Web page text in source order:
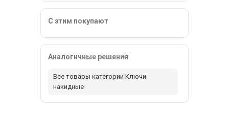
С этим покупают
Аналогичные решения
Все товары категории Ключи
накидные